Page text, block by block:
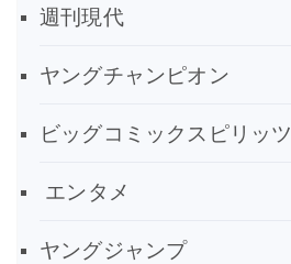
週刊現代
ヤングチャンピオン
ビッグコミックスピリッツ
エンタメ
ヤングジャンプ